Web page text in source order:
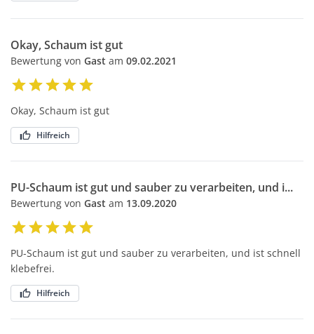
Okay, Schaum ist gut
Bewertung von Gast am 09.02.2021
Okay, Schaum ist gut
Hilfreich
PU-Schaum ist gut und sauber zu verarbeiten, und i...
Bewertung von Gast am 13.09.2020
PU-Schaum ist gut und sauber zu verarbeiten, und ist schnell
klebefrei.
Hilfreich